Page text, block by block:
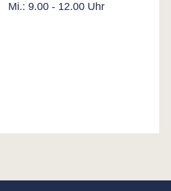
Mi.: 9.00 - 12.00 Uhr